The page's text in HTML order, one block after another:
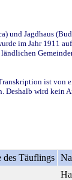
Jagdhaus
im Jahr 1911
ist
wird kein
des Täuflings